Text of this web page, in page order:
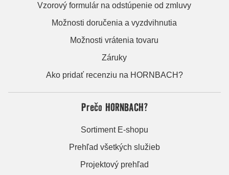
Vzorový formulár na odstúpenie od zmluvy
Možnosti doručenia a vyzdvihnutia
Možnosti vrátenia tovaru
Záruky
Ako pridať recenziu na HORNBACH?
Prečo HORNBACH?
Sortiment E-shopu
Prehľad všetkých služieb
Projektový prehľad